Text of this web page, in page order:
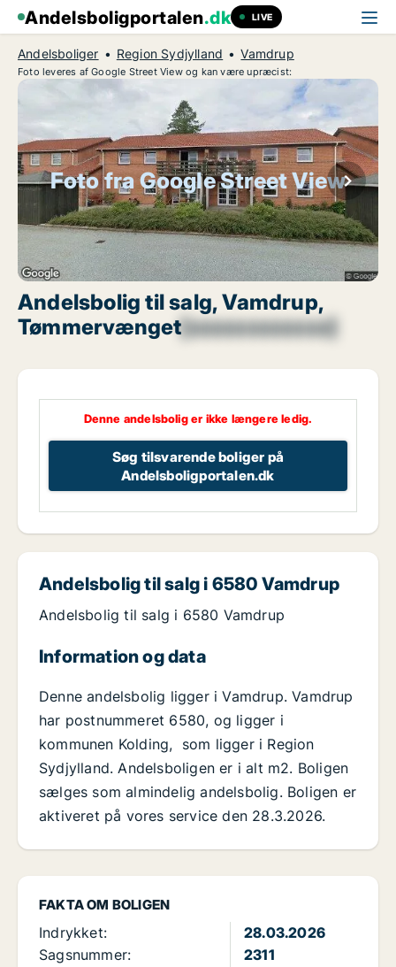
Andelsboligportalen.dk LIVE
Andelsboliger Region Sydjylland Vamdrup
Foto leveres af Google Street View og kan være upræcist:
Foto fra Google Street View
Andelsbolig til salg, Vamdrup,
Tømmervænget[xxxxxxxxxxxx]
Denne andelsbolig er ikke længere ledig.
Søg tilsvarende boliger på
Andelsboligportalen.dk
FAKTA OM BOLIGEN
Indrykket:
28.03.2026
Sagsnummer:
2311
Andelsbolig til salg i 6580 Vamdrup
Andelsbolig til salg i 6580 Vamdrup
Information og data
Denne andelsbolig ligger i Vamdrup. Vamdrup
har postnummeret 6580, og ligger i
kommunen Kolding, som ligger i Region
Sydjylland. Andelsboligen er i alt m2. Boligen
sælges som almindelig andelsbolig. Boligen er
aktiveret på vores service den 28.3.2026.